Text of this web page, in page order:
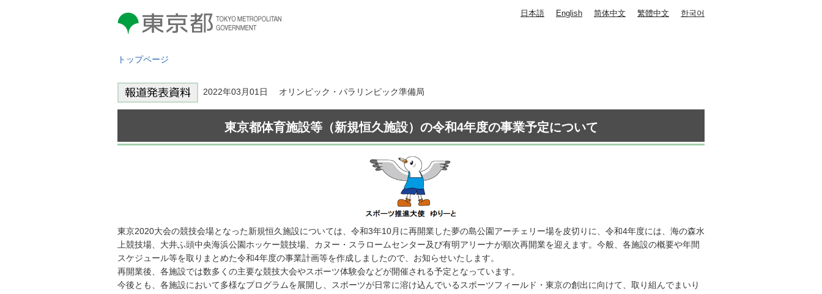
東京都 TOKYO METROPOLITAN
GOVERNMENT
日本語 English 简体中文 繁體中文 한국어
トップページ
2022年03月01日 オリンピック・パラリンピック準備局
東京都体育施設等（新規恒久施設）の令和4年度の事業予定について
東京2020大会の競技会場となった新規恒久施設については、令和3年10月に再開業した夢の島公園アーチェリー場を皮切りに、令和4年度には、海の森水
上競技場、大井ふ頭中央海浜公園ホッケー競技場、カヌー・スラロームセンター及び有明アリーナが順次再開業を迎えます。今般、各施設の概要や年間
スケジュール等を取りまとめた令和4年度の事業計画等を作成しましたので、お知らせいたします。
再開業後、各施設では数多くの主要な競技大会やスポーツ体験会などが開催される予定となっています。
今後とも、各施設において多様なプログラムを展開し、スポーツが日常に溶け込んでいるスポーツフィールド・東京の創出に向けて、取り組んでまいり